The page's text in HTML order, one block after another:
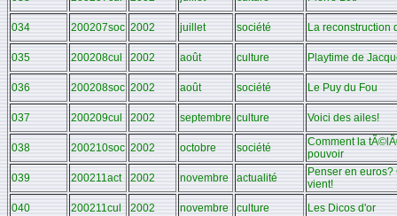
034 200207soc 2002 juillet société La reconstruction
035 200208cul 2002 août culture Playtime de
036 200208soc 2002 août société Le Puy du Fou
037 200209cul 2002 septembre culture Voici des ailes!
038 200210soc 2002 octobre société
Comment la
pouvoir
039
200211act 2002 novembre actualité
Penser en
vient!
040
200211cul 2002 novembre culture Les Dicos d'or